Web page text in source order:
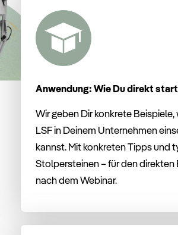
Anwendung: Wie Du direkt
WirgebenDirkonkreteBeispiele,
LSFinDeinem Unternehmen
kannst.MitkonkretenTippsund
Stolpersteinen –fürdendirekten
nachdemWebinar.